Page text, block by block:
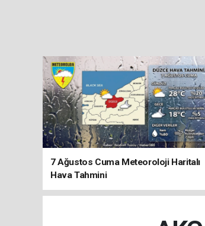
7 Ağustos Cuma Meteoroloji Haritalı
Hava Tahmini